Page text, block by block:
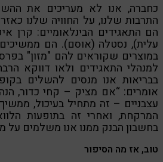
כחברה, אנו לא מעריכים את
התרבות שלנו, על החוויה שלנו
הם התאגידים הבינלאומיים: קרן
עלית), נסטלה (אוסם). הם
במוצרים שקוראים להם "מזון"
למנהלי התאגידים ולאו דווקא
בבריאות אנו מנסים להשלים
אומרים: “אם מציק – קחי כדור,
עצבניים – זה מתחיל בעיכול,
המרקחת, ואחרי זה בתופעות
בחשבון הבנק ממנו אנו משלמים על
טוב, אז מה הסיפור